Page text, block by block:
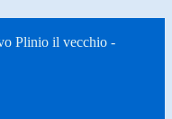
Plinio il vecchio -